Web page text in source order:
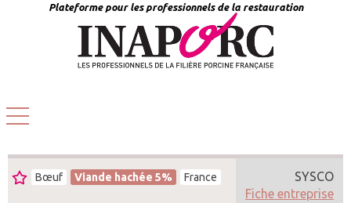
Plateforme pour les professionnels de la restauration
Bœuf Viande hachée 5% France
SYSCO
Fiche entreprise